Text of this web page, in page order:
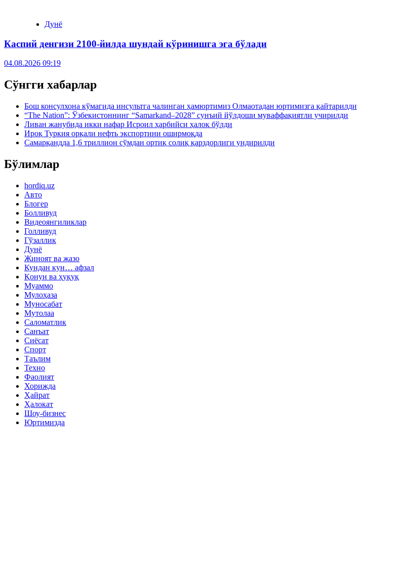
Дунё
Каспий денгизи 2100-йилда шундай кўринишга эга бўлади
04.08.2026 09:19
Сўнгги хабарлар
Бош консулхона кўмагида инсультга чалинган ҳамюртимиз Олмаотадан юртимизга қайтарилди
“The Nation”: Ўзбекистоннинг “Samarkand–2028” сунъий йўлдоши муваффақиятли учирилди
Ливан жанубида икки нафар Исроил ҳарбийси ҳалок бўлди
Ироқ Туркия орқали нефть экспортини оширмоқда
Самарқандда 1,6 триллион сўмдан ортиқ солиқ қарздорлиги ундирилди
Бўлимлар
hordiq.uz
Авто
Блогер
Болливуд
Видеоянгиликлар
Голливуд
Гўзаллик
Дунё
Жиноят ва жазо
Кундан кун… афзал
Қонун ва ҳуқуқ
Муаммо
Мулоҳаза
Муносабат
Мутолаа
Саломатлик
Санъат
Сиёсат
Спорт
Таълим
Техно
Фаолият
Хорижда
Ҳайрат
Ҳалокат
Шоу-бизнес
Юртимизда